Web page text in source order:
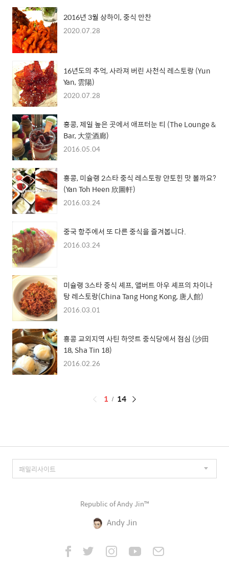
2016년 3월 상하이, 중식 만찬
2020.07.28
16년도의 추억, 사라져 버린 사천식 레스토랑 (Yun
Yan, 雲陽)
2020.07.28
홍콩, 제일 높은 곳에서 애프터눈 티 (The Lounge &
Bar, 大堂酒廊)
2016.05.04
홍콩, 미슐랭 2스타 중식 레스토랑 얀토힌 맛 볼까요?
(Yan Toh Heen 欣圖軒)
2016.03.24
중국 항주에서 또 다른 중식을 즐겨봅니다.
2016.03.24
미슐랭 3스타 중식 셰프, 앨버트 아우 셰프의 차이나
탕 레스토랑(China Tang Hong Kong, 唐人館)
2016.03.01
홍콩 교외지역 사틴 하얏트 중식당에서 점심 (沙田
18, Sha Tin 18)
2016.02.26
페
1 14
Republic of Andy Jin™
Andy Jin